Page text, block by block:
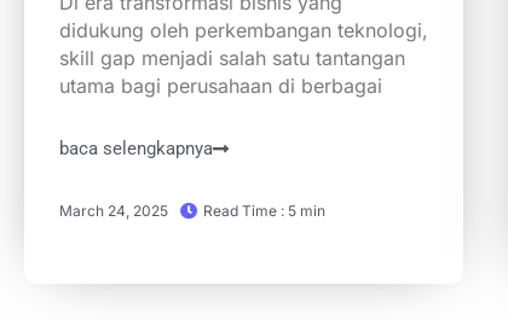
didukung oleh perkembangan teknologi,
skill gap menjadi salah satu tantangan
utama bagi perusahaan di berbagai
baca selengkapnya
March 24, 2025 Read Time : 5 min